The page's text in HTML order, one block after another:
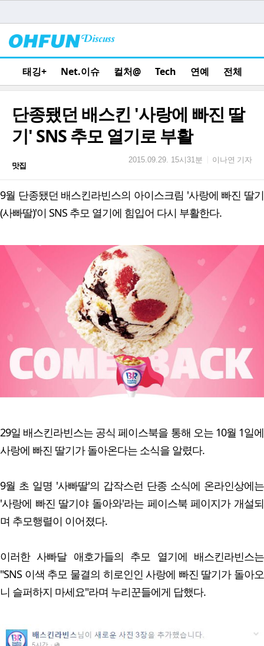
태깅+ Net.이슈 컬처@ Tech 연예 전체
단종됐던 배스킨 '사랑에 빠진 딸
기' SNS 추모 열기로 부활
맛집
2015.09.29. 15시31분 이나연 기자
9월 단종됐던 배스킨라빈스의 아이스크림 '사랑에 빠진 딸기
(사빠딸)'이 SNS 추모 열기에 힘입어 다시 부활한다.
29일 배스킨라빈스는 공식 페이스북을 통해 오는 10월 1일에
사랑에 빠진 딸기가 돌아온다는 소식을 알렸다.
9월 초 일명 '사빠딸'의 갑작스런 단종 소식에 온라인상에는
'사랑에 빠진 딸기야 돌아와'라는 페이스북 페이지가 개설되
며 추모행렬이 이어졌다.
이러한 사빠달 애호가들의 추모 열기에 배스킨라빈스는
"SNS 이색 추모 물결의 히로인인 사랑에 빠진 딸기가 돌아오
니 슬퍼하지 마세요"라며 누리꾼들에게 답했다.